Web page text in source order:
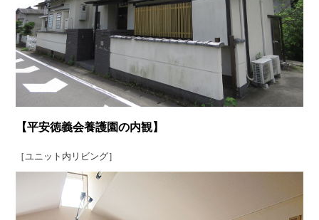
【平安徳義会養護園の内観】
［ユニット内リビング］